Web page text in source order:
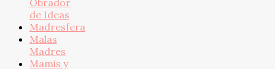
Obrador
de Ideas
Madresfera
Malas
Madres
Mamis y